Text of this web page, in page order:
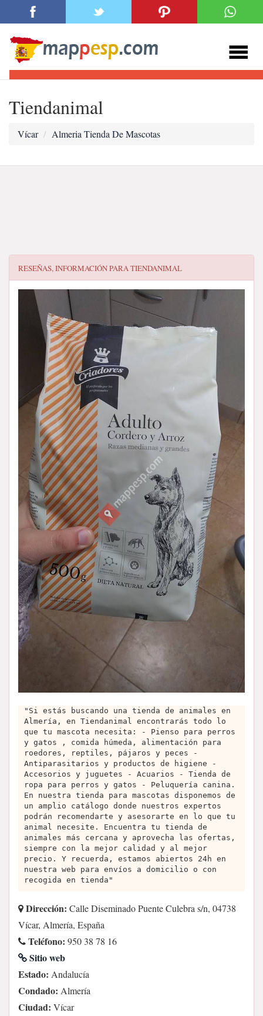
Tiendanimal
Vícar Almeria Tienda De Mascotas
RESEÑAS, INFORMACIÓN PARATIENDANIMAL
"Si estás buscando una tienda de animales en
Almería, en Tiendanimal encontrarás todo lo
que tu mascota necesita: - Pienso para perros
y gatos , comida húmeda, alimentación para
roedores, reptiles, pájaros y peces -
Antiparasitarios y productos de higiene -
Accesorios y juguetes - Acuarios - Tienda de
ropa para perros y gatos - Peluquería canina.
En nuestra tienda para mascotas disponemos de
un amplio catálogo donde nuestros expertos
podrán recomendarte y asesorarte en lo que tu
animal necesite. Encuentra tu tienda de
animales más cercana y aprovecha las ofertas,
siempre con la mejor calidad y al mejor
precio. Y recuerda, estamos abiertos 24h en
nuestra web para envíos a domicilio o con
recogida en tienda"
Dirección: Calle Diseminado Puente Culebra s/n, 04738
Vícar, Almería, España
Teléfono: 950 38 78 16
Sitio web
Estado: Andalucía
Condado: Almería
Ciudad: Vícar